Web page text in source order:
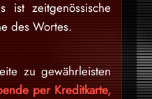
ist zeitgenössische
des Wortes.
zu gewährleisten
per Kreditkarte,